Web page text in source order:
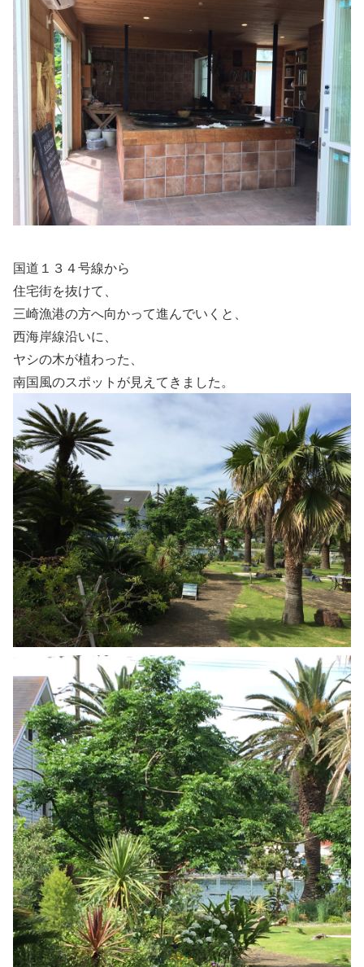
国道１３４号線から
住宅街を抜けて、
三崎漁港の方へ向かって進んでいくと、
西海岸線沿いに、
ヤシの木が植わった、
南国風のスポットが見えてきました。